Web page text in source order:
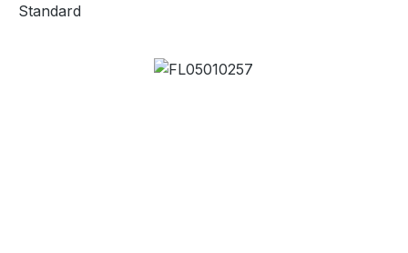
Standard
Bildergalerie überspringen